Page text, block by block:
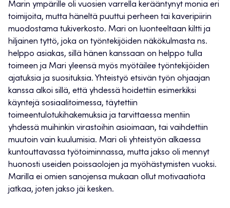
Marin ympärille oli vuosien varrella kerääntynyt monia eri
toimijoita, mutta häneltä puuttui perheen tai kaveripiirin
muodostama tukiverkosto. Mari on luonteeltaan kiltti ja
hiljainen tyttö, joka on työntekijöiden näkökulmasta ns.
helppo asiakas, sillä hänen kanssaan on helppo tulla
toimeen ja Mari yleensä myös myötäilee työntekijöiden
ajatuksia ja suosituksia. Yhteistyö etsivän työn ohjaajan
kanssa alkoi sillä, että yhdessä hoidettiin esimerkiksi
käyntejä sosiaalitoimessa, täytettiin
toimeentulotukihakemuksia ja tarvittaessa mentiin
yhdessä muihinkin virastoihin asioimaan, tai vaihdettiin
muutoin vain kuulumisia. Mari oli yhteistyön alkaessa
kuntouttavassa työtoiminnassa, mutta jakso oli mennyt
huonosti useiden poissaolojen ja myöhästymisten vuoksi.
Marilla ei omien sanojensa mukaan ollut motivaatiota
jatkaa, joten jakso jäi kesken.